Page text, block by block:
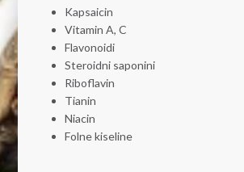
Kapsaicin
Vitamin A, C
Flavonoidi
Steroidni saponini
Riboflavin
Tianin
Niacin
Folne kiseline